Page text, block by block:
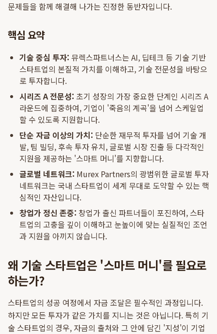
문제들을 함께 해결해 나가는 진정한 동반자입니다.
핵심 요약
기술 중심 투자: 뮤렉스파트너스는 AI, 딥테크 등 기술 기반
스타트업의 본질적 가치를 이해하고, 기술 전문성을 바탕으
로 투자합니다.
시리즈 A 전문성: 초기 성장의 가장 중요한 단계인 시리즈 A
라운드에 집중하여, 기업이 '죽음의 계곡'을 넘어 스케일업
할 수 있도록 지원합니다.
단순 자금 이상의 가치: 단순한 재무적 투자를 넘어 기술 개
발, 팀 빌딩, 후속 투자 유치, 글로벌 시장 진출 등 다각적인
지원을 제공하는 '스마트 머니'를 지향합니다.
글로벌 네트워크: Murex Partners의 광범위한 글로벌 투자
네트워크는 국내 스타트업이 세계 무대로 도약할 수 있는 핵
심적인 자산입니다.
창업가 정신 존중: 창업가 출신 파트너들이 포진하여, 스타
트업의 고충을 깊이 이해하고 눈높이에 맞는 실질적인 조언
과 지원을 아끼지 않습니다.
왜 기술 스타트업은 '스마트 머니'를 필요로
하는가?
스타트업의 성공 여정에서 자금 조달은 필수적인 과정입니다.
하지만 모든 투자가 같은 가치를 지니는 것은 아닙니다. 특히 기
술 스타트업의 경우, 자금의 출처와 그 안에 담긴 '지성'이 기업